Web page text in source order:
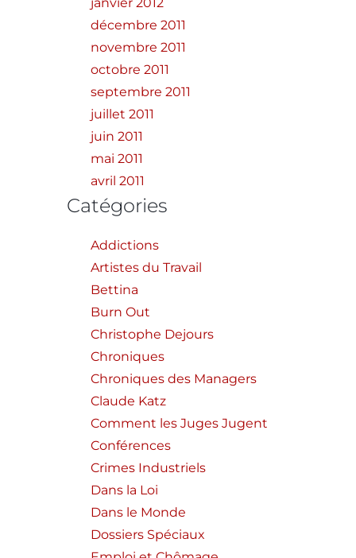
décembre 2011
novembre 2011
octobre 2011
septembre 2011
juillet 2011
juin 2011
mai 2011
avril 2011
Catégories
Addictions
Artistes du Travail
Bettina
Burn Out
Christophe Dejours
Chroniques
Chroniques des Managers
Claude Katz
Comment les Juges Jugent
Conférences
Crimes Industriels
Dans la Loi
Dans le Monde
Dossiers Spéciaux